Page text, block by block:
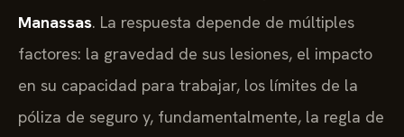
Manassas. La respuesta depende de múltiples
factores: la gravedad de sus lesiones, el impacto
en su capacidad para trabajar, los límites de la
póliza de seguro y, fundamentalmente, la regla de